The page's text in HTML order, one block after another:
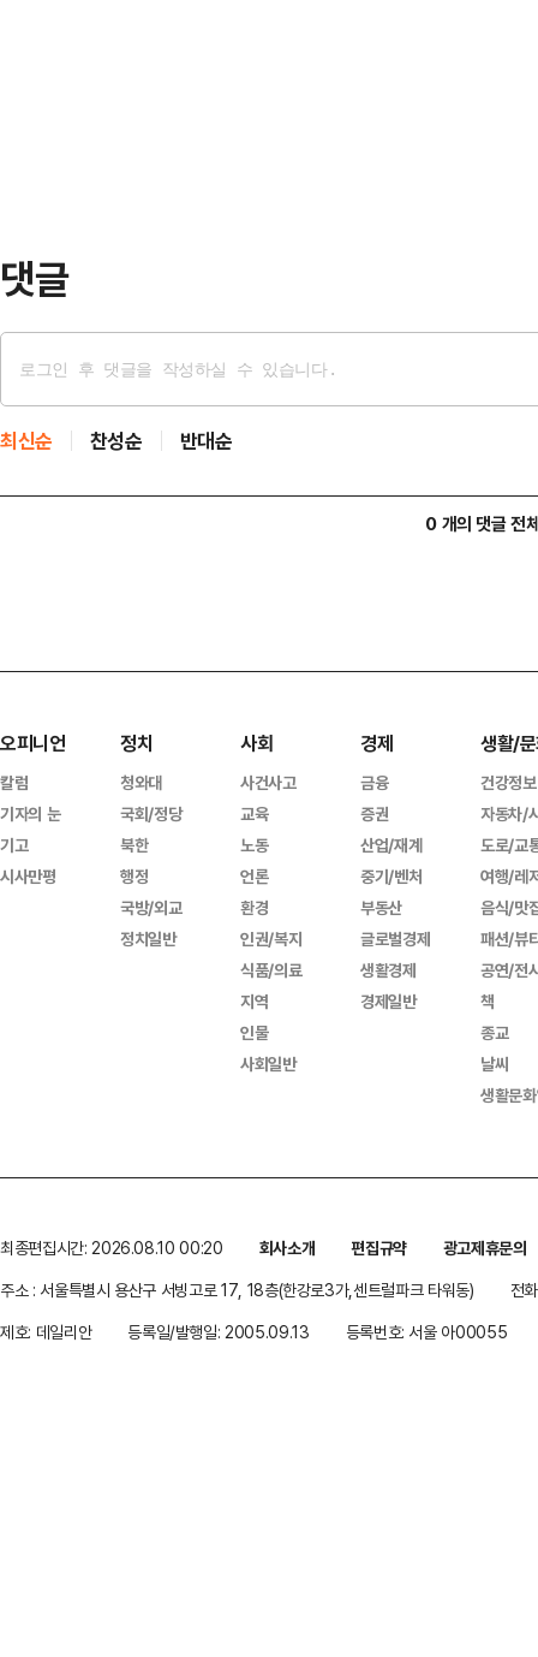
댓글
최신순 찬성순 반대순
0 개의 댓글 전
오피니언
칼럼
기자의 눈
기고
시사만평
정치
청와대
국회/정당
북한
행정
국방/외교
정치일반
사회
사건사고
교육
노동
언론
환경
인권/복지
식품/의료
지역
인물
사회일반
경제
금융
증권
산업/재계
중기/벤처
부동산
글로벌경제
생활경제
경제일반
생활/
건강정보
자동차/
도로/교
여행/레
음식/맛
패션/뷰
공연/전
책
종교
날씨
생활문
최종편집시간: 2026.08.10 00:20 회사소개 편집규약
광고제휴문의
주소 : 서울특별시 용산구 서빙고로 17, 18층(한강로3가,센트럴파크 타워동)
전
제호: 데일리안
등록일/발행일: 2005.09.13 등록번호: 서울 아00055